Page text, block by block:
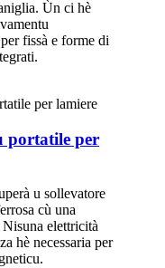
Ùn ci hè
fissà e forme di
portatile per
u sollevatore
cù una
elettricità
hè necessaria per